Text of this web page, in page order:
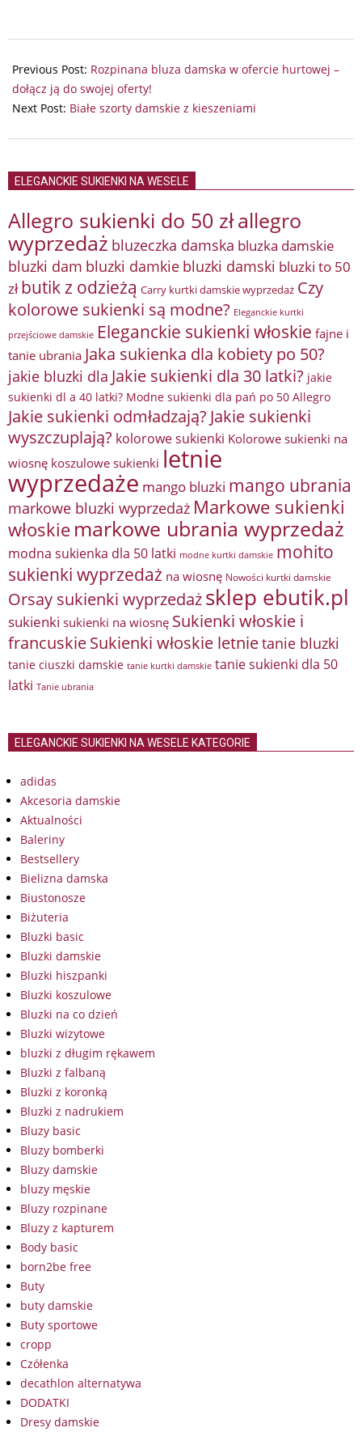
08-
19
Previous Post: Rozpinana bluza damska w ofercie hurtowej –
dołącz ją do swojej oferty!
Next Post: Białe szorty damskie z kieszeniami
ELEGANCKIE SUKIENKI NA WESELE
Allegro sukienki do 50 złallegro
wyprzedaż bluzeczka damska bluzka damskie
bluzki dam bluzki damkie bluzki damski bluzki to 50
zł butik z odzieżą Carry kurtki damskie wyprzedaż Czy
kolorowe sukienki są modne? Eleganckie kurtki
przejściowe damskie Eleganckie sukienki włoskie fajne i
tanie ubrania Jaka sukienka dla kobiety po 50?
jakie bluzki dla Jakie sukienki dla 30 latki? jakie
sukienki dl a 40 latki? Modne sukienki dla pań po 50 Allegro
Jakie sukienki odmładzają? Jakie sukienki
wyszczuplają? kolorowe sukienki Kolorowe sukienki na
wiosnę koszulowe sukienki letnie
wyprzedaże mango bluzki mango ubrania
markowe bluzki wyprzedaż Markowe sukienki
włoskie markowe ubrania wyprzedaż
modna sukienka dla 50 latki modne kurtki damskie mohito
sukienki wyprzedaż na wiosnę Nowości kurtki damskie
Orsay sukienki wyprzedażsklep ebutik.pl
sukienki sukienki na wiosnę Sukienki włoskie i
francuskieSukienki włoskie letnietanie bluzki
tanie ciuszki damskie tanie kurtki damskie tanie sukienki dla 50
latki Tanie ubrania
ELEGANCKIE SUKIENKI NA WESELE KATEGORIE
adidas
Akcesoria damskie
Aktualności
Baleriny
Bestsellery
Bielizna damska
Biustonosze
Biżuteria
Bluzki basic
Bluzki damskie
Bluzki hiszpanki
Bluzki koszulowe
Bluzki na co dzień
Bluzki wizytowe
bluzki z długim rękawem
Bluzki z falbaną
Bluzki z koronką
Bluzki z nadrukiem
Bluzy basic
Bluzy bomberki
Bluzy damskie
bluzy męskie
Bluzy rozpinane
Bluzy z kapturem
Body basic
born2be free
Buty
buty damskie
Buty sportowe
cropp
Czółenka
decathlon alternatywa
DODATKI
Dresy damskie